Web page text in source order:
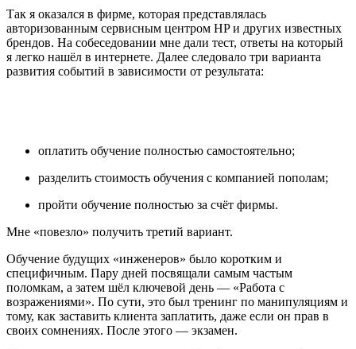
Так я оказался в фирме, которая представлялась
авторизованным сервисным центром HP и других известных
брендов. На собеседовании мне дали тест, ответы на который
я легко нашёл в интернете. Далее следовало три варианта
развития событий в зависимости от результата:
оплатить обучение полностью самостоятельно;
разделить стоимость обучения с компанией пополам;
пройти обучение полностью за счёт фирмы.
Мне «повезло» получить третий вариант.
Обучение будущих «инженеров» было коротким и
специфичным. Пару дней посвящали самым частым
поломкам, а затем шёл ключевой день — «Работа с
возражениями». По сути, это был тренинг по манипуляциям и
тому, как заставить клиента заплатить, даже если он прав в
своих сомнениях. После этого — экзамен.